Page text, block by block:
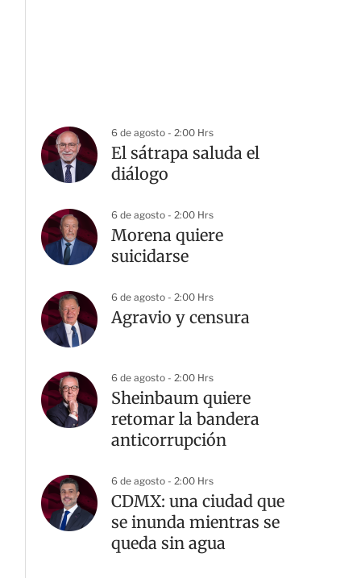
6 de agosto - 2:00 Hrs
El sátrapa saluda el
diálogo
6 de agosto - 2:00 Hrs
Morena quiere
suicidarse
6 de agosto - 2:00 Hrs
Agravio y censura
6 de agosto - 2:00 Hrs
Sheinbaum quiere
retomar la bandera
anticorrupción
6 de agosto - 2:00 Hrs
CDMX: una ciudad que
se inunda mientras se
queda sin agua